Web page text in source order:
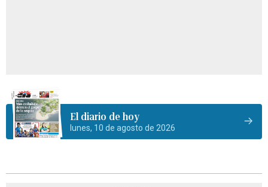
El diario de hoy
lunes, 10 de agosto de 2026